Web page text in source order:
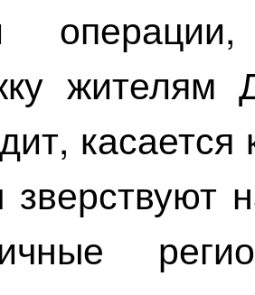
жителям
зверствуют